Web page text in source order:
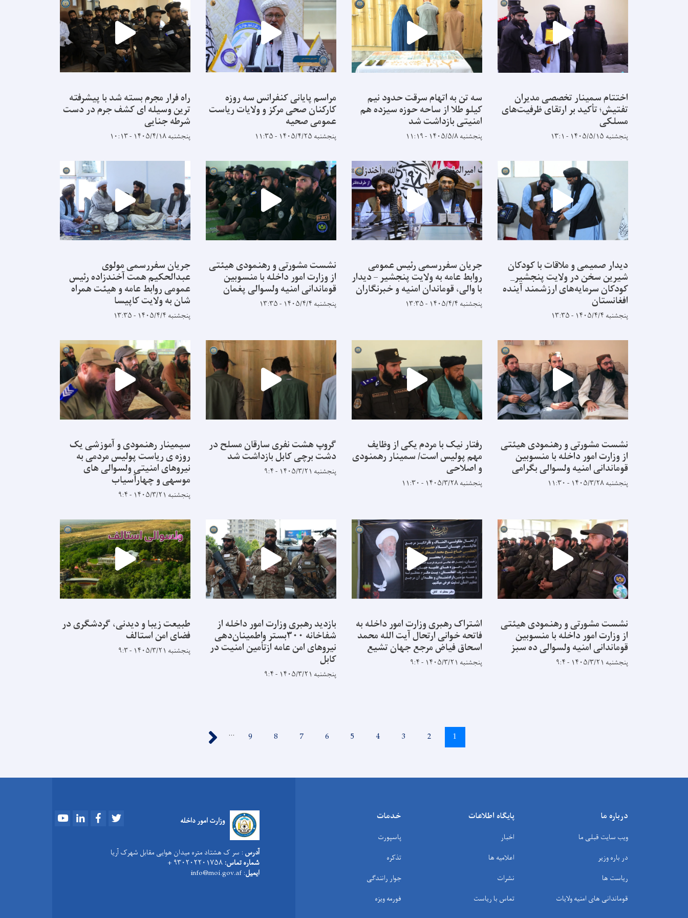
اختتام سمینار تخصصی مدیران
تفتیش؛ تأکید بر ارتقای ظرفیت‌های
مسلکی
پنجشنبه ۱۴۰۵/۵/۱۵ - ۱۳:۱
سه تن به اتهام سرقت حدود نیم
کیلو طلا از ساحه حوزه سیزده هم
امنیتی بازداشت شد
پنجشنبه ۱۴۰۵/۵/۸ - ۱۱:۱۹
مراسم پایانی کنفرانس سه روزه
کارکنان صحی مرکز و ولایات ریاست
عمومی صحیه
پنجشنبه ۱۴۰۵/۴/۲۵ - ۱۱:۳۵
راه فرار مجرم بسته شد با پیشرفته
ترین وسیله ای کشف جرم در دست
شرطه جنایی
پنجشنبه ۱۴۰۵/۴/۱۸ - ۱۰:۱۳
دیدار صمیمی و ملاقات با کودکان
شیرین سخن در ولایت پنجشیر_
کودکان سرمایه‌های ارزشمند آینده
افغانستان
پنجشنبه ۱۴۰۵/۴/۴ - ۱۳:۳۵
جریان سفررسمی رئیس عمومی
روابط عامه به ولایت پنجشیر – دیدار
با والی، قوماندان امنیه و خبرنگاران
پنجشنبه ۱۴۰۵/۴/۴ - ۱۳:۳۵
نشست مشورتی و رهنمودی هیئتی
از وزارت امور داخله با منسوبین
قوماندانی امنیه ولسوالی پغمان
پنجشنبه ۱۴۰۵/۴/۴ - ۱۳:۳۵
جریان سفررسمی مولوی
عبدالحکیم همت آخندزاده رئیس
عمومی روابط عامه و هیئت همراه
شان به ولایت کاپیسا
پنجشنبه ۱۴۰۵/۴/۴ - ۱۳:۳۵
نشست مشورتی و رهنمودی هیئتی
از وزارت امور داخله با منسوبین
قوماندانی امنیه ولسوالی بگرامی
پنجشنبه ۱۴۰۵/۳/۲۸ - ۱۱:۳۰
رفتار نیک با مردم یکی از وظایف
مهم پولیس است/ سمینار رهمنودی
و اصلاحی
پنجشنبه ۱۴۰۵/۳/۲۸ - ۱۱:۳۰
گروپ هشت نفری سارقان مسلح در
دشت برچی کابل بازداشت شد
پنجشنبه ۱۴۰۵/۳/۲۱ - ۹:۴
سیمینار رهنمودی و آموزشی یک
روزه ی ریاست پولیس مردمی به
نیروهای امنیتی ولسوالی های
موسهی و چهارآسیاب
پنجشنبه ۱۴۰۵/۳/۲۱ - ۹:۴
نشست مشورتی و رهنمودی هیئتی
از وزارت امور داخله با منسوبین
قوماندانی امنیه ولسوالی ده سبز
پنجشنبه ۱۴۰۵/۳/۲۱ - ۹:۴
اشتراک رهبری وزارت امور داخله به
فاتحه خوانی ارتحال آیت الله محمد
اسحاق فیاض مرجع جهان تشیع
پنجشنبه ۱۴۰۵/۳/۲۱ - ۹:۴
بازدید رهبری وزارت امور داخله از
شفاخانه ۳۰۰بستر واطمینان‌دهی
نیروهای امن عامه ازتأمین امنیت در
کابل
پنجشنبه ۱۴۰۵/۳/۲۱ - ۹:۴
طبیعت زیبا و دیدنی، گردشگری در
فضای امن استالف
پنجشنبه ۱۴۰۵/۳/۲۱ - ۹:۳
Current
1
Page
2
Page
3
Page
4
Page
5
Page
6
Page
7
Page
8
Page
9
…
درباره ما
ویب سایت قبلی ما
در باره وزیر
ریاست ها
قوماندانی های امنیه ولایات
پایگاه اطلاعات
اخبار
اعلامیه ها
نشرات
تماس با ریاست
خدمات
پاسپورت
تذکره
جوار رانندگی
فورمه ویزه
وزارت امور داخله YoutubeLinkedInFacebook
آدرس : سر ک هشتاد متره میدان هوایی مقابل شهرک آریا
شماره تماس:
ایمیل: info@moi.gov.af